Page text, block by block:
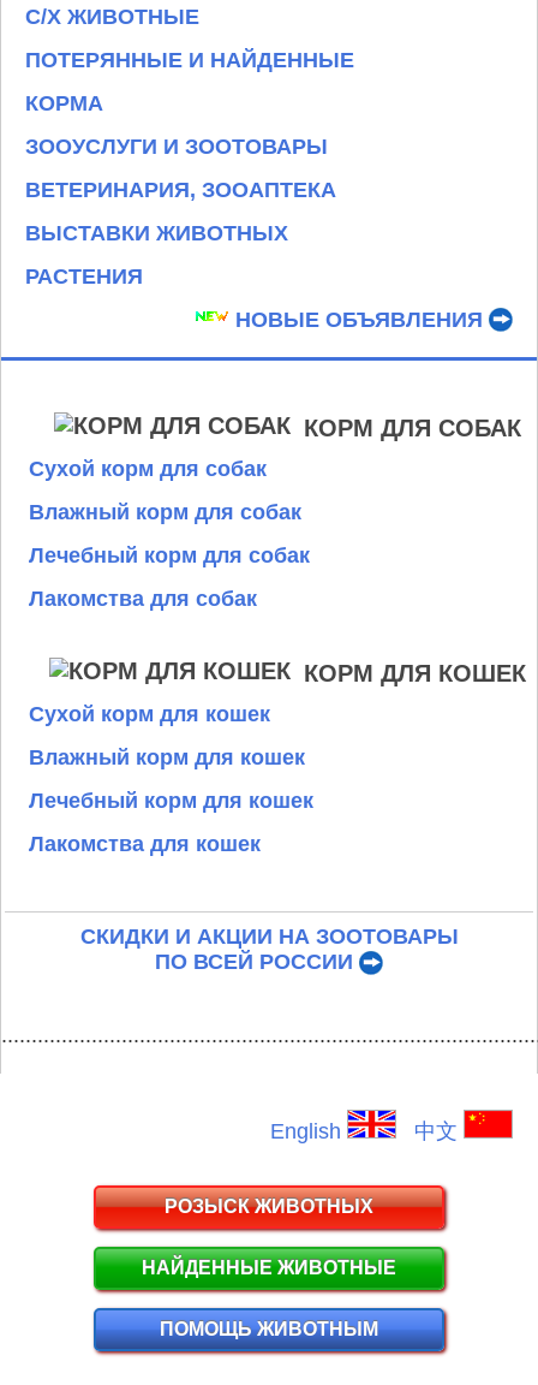
С/Х ЖИВОТНЫЕ
ПОТЕРЯННЫЕ И НАЙДЕННЫЕ
КОРМА
ЗООУСЛУГИ И ЗООТОВАРЫ
ВЕТЕРИНАРИЯ, ЗООАПТЕКА
ВЫСТАВКИ ЖИВОТНЫХ
РАСТЕНИЯ
НОВЫЕ ОБЪЯВЛЕНИЯ
КОРМ ДЛЯ СОБАК
Сухой корм для собак
Влажный корм для собак
Лечебный корм для собак
Лакомства для собак
КОРМ ДЛЯ КОШЕК
Сухой корм для кошек
Влажный корм для кошек
Лечебный корм для кошек
Лакомства для кошек
СКИДКИ И АКЦИИ НА ЗООТОВАРЫ
ПО ВСЕЙ РОССИИ
English 中文
РОЗЫСК ЖИВОТНЫХ
НАЙДЕННЫЕ ЖИВОТНЫЕ
ПОМОЩЬ ЖИВОТНЫМ